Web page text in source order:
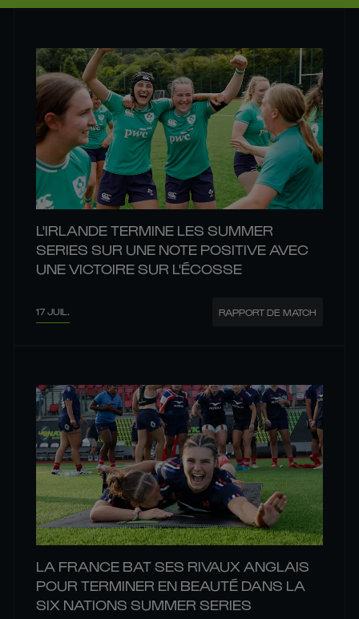
L'IRLANDE TERMINE LES SUMMER
SERIES SUR UNE NOTE POSITIVE AVEC
UNE VICTOIRE SUR L'ÉCOSSE
17 JUIL. RAPPORT DE MATCH
LA FRANCE BAT SES RIVAUX ANGLAIS
POUR TERMINER EN BEAUTÉ DANS LA
SIX NATIONS SUMMER SERIES